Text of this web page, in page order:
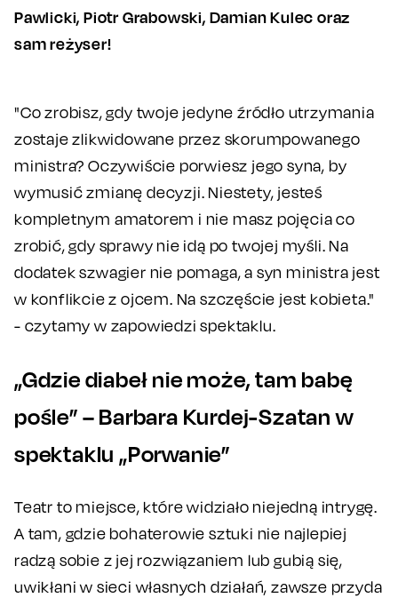
Pawlicki, Piotr Grabowski, Damian Kulec oraz
sam reżyser!
"Co zrobisz, gdy twoje jedyne źródło utrzymania
zostaje zlikwidowane przez skorumpowanego
ministra? Oczywiście porwiesz jego syna, by
wymusić zmianę decyzji. Niestety, jesteś
kompletnym amatorem i nie masz pojęcia co
zrobić, gdy sprawy nie idą po twojej myśli. Na
dodatek szwagier nie pomaga, a syn ministra jest
w konflikcie z ojcem. Na szczęście jest kobieta."
- czytamy w zapowiedzi spektaklu.
„Gdzie diabeł nie może, tam babę
pośle” – Barbara Kurdej-Szatan w
spektaklu „Porwanie”
Teatr to miejsce, które widziało niejedną intrygę.
A tam, gdzie bohaterowie sztuki nie najlepiej
radzą sobie z jej rozwiązaniem lub gubią się,
uwikłani w sieci własnych działań, zawsze przyda